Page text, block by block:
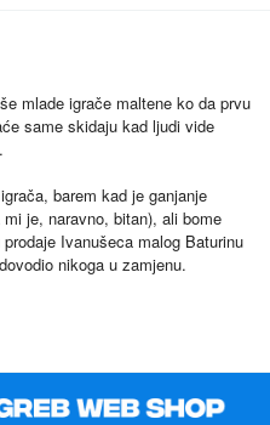
mlade igrače maltene ko da prvu
same skidaju kad ljudi vide
barem kad je ganjanje
je, naravno, bitan), ali bome
Ivanušeca malog Baturinu
nikoga u zamjenu.